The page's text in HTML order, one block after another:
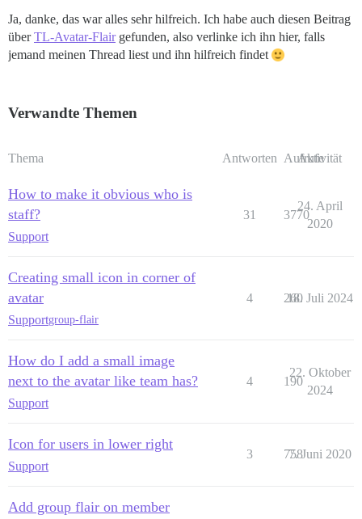
Ja, danke, das war alles sehr hilfreich. Ich habe auch diesen Beitrag
überTL-Avatar-Flairgefunden, also verlinke ich ihn hier, falls
jemand meinen Thread liest und ihn hilfreich findet
Verwandte Themen
Thema Antworten Aufrufe
Aktivität
How to make it obvious who is
staff?
Support
31 3770
24. April
2020
Creating small icon in corner of
avatar
Supportgroup-flair
4 260
18. Juli 2024
How do I add a small image
next to the avatar like team has?
Support
4 190
22. Oktober
2024
Icon for users in lower right
Support
3 758
7. Juni 2020
Add group flair on member